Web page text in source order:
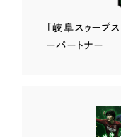
「岐阜スゥープス
ーパートナー